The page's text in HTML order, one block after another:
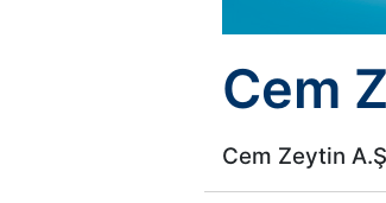
Cem
Cem Zeytin